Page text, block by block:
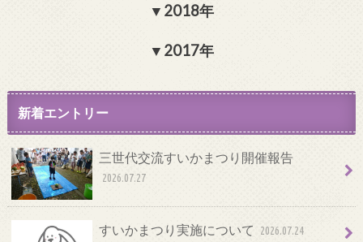
2018年
2017年
新着エントリー
三世代交流すいかまつり開催報告
2026.07.27
すいかまつり実施について 2026.07.24